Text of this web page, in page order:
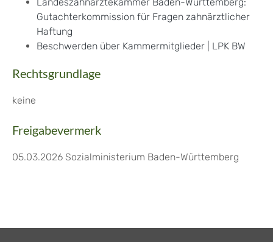
Gutachterkommission für Fragen zahnärztlicher
Haftung
Beschwerden über Kammermitglieder | LPK BW
Rechtsgrundlage
keine
Freigabevermerk
05.03.2026 Sozialministerium Baden-Württemberg